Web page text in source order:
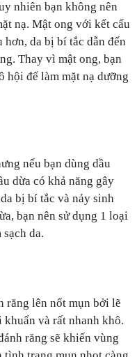
nhiên bạn không nên
nạ. Mật ong với kết cấu
hơn, da bị bí tắc dẫn đến
Thay vì mật ong, bạn
hội để làm mặt nạ dưỡng
nếu bạn dùng dầu
dừa có khả năng gây
bị bí tắc và nảy sinh
bạn nên sử dụng 1 loại
da.
răng lên nốt mụn bởi lẽ
và rất nhanh khô.
răng sẽ khiến vùng